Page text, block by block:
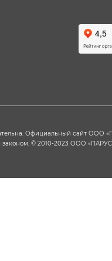
Официальный сайт ООО
законом. © 2010-2023 ООО